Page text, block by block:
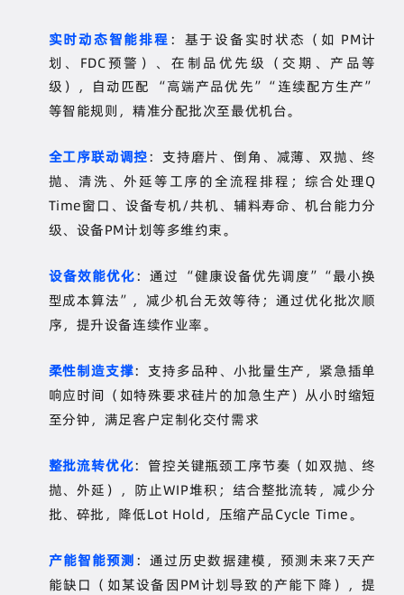
实时动态智能排程：基于设备实时状态（如 PM计
划、FDC预警）、在制品优先级（交期、产品等
级），自动匹配 “高端产品优先”“连续配方生产”
等智能规则，精准分配批次至最优机台。
全工序联动调控：支持磨片、倒角、减薄、双抛、终
抛、清洗、外延等工序的全流程排程；综合处理Q
Time窗口、设备专机/共机、辅料寿命、机台能力分
级、设备PM计划等多维约束。
设备效能优化：通过 “健康设备优先调度”“最小换
型成本算法” ，减少机台无效等待；通过优化批次顺
序，提升设备连续作业率。
柔性制造支撑：支持多品种、小批量生产，紧急插单
响应时间（如特殊要求硅片的加急生产）从小时缩短
至分钟，满足客户定制化交付需求
整批流转优化：管控关键瓶颈工序节奏（如双抛、终
抛、外延），防止WIP堆积；结合整批流转，减少分
批、碎批，降低Lot Hold，压缩产品Cycle Time。
产能智能预测：通过历史数据建模，预测未来7天产
能缺口（如某设备因PM计划导致的产能下降），提